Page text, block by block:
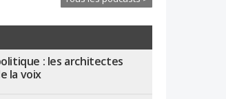
: les architectes
la voix